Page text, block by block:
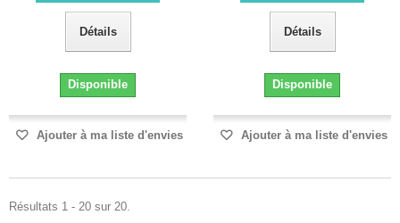
Détails
Disponible
Ajouter à ma liste d'envies
Détails
Disponible
Ajouter à ma liste d'envies
Résultats 1 - 20 sur 20.